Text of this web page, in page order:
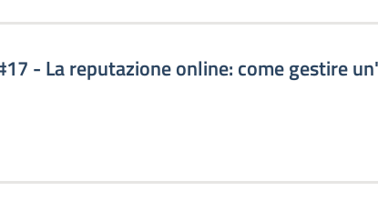
- La reputazione online: come gestire